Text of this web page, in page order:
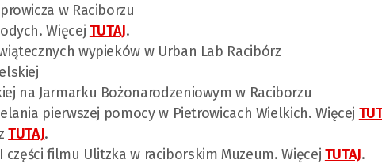
w Raciborzu
Więcej TUTAJ.
wypieków w Urban Lab Racibórz
na Jarmarku Bożonarodzeniowym w Raciborzu
pierwszej pomocy w Pietrowicach Wielkich. Więcej
TUTAJ.
filmu Ulitzka w raciborskim Muzeum. Więcej TUTAJ.